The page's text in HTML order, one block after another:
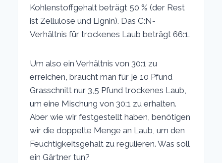
Kohlenstoffgehalt beträgt 50 % (der Rest
ist Zellulose und Lignin). Das C:N-
Verhältnis für trockenes Laub beträgt 66:1.
Um also ein Verhältnis von 30:1 zu
erreichen, braucht man für je 10 Pfund
Grasschnitt nur 3,5 Pfund trockenes Laub,
um eine Mischung von 30:1 zu erhalten.
Aber wie wir festgestellt haben, benötigen
wir die doppelte Menge an Laub, um den
Feuchtigkeitsgehalt zu regulieren. Was soll
ein Gärtner tun?